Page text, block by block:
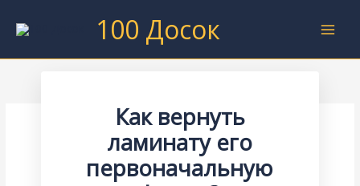
100 Досок
Как вернуть
ламинату его
первоначальную